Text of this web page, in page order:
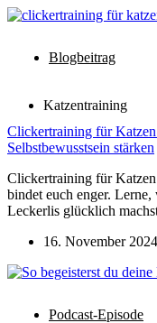
Blogbeitrag
Katzentraining
Clickertraining für
Selbstbewusstsein stärken
Clickertraining für
bindet euch enger.
Leckerlis glücklich
16. November 2024
Podcast-Episode